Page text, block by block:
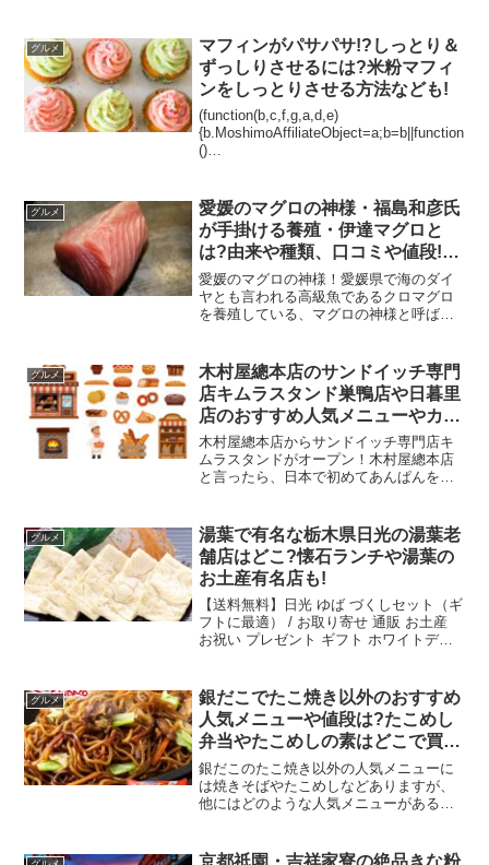
グルメ
マフィンがパサパサ!?しっとり＆
ずっしりさせるには?米粉マフィ
ンをしっとりさせる方法なども!
(function(b,c,f,g,a,d,e)
{b.MoshimoAffiliateObject=a;b=b||function
()
グルメ
愛媛のマグロの神様・福島和彦氏
が手掛ける養殖・伊達マグロと
は?由来や種類、口コミや値段!養
殖マグロはまずい?天然より美味
しい?養殖マグロにアニサキスは
いない?本マグロ・黒マグロの違
愛媛のマグロの神様！愛媛県で海のダイ
ヤとも言われる高級魚であるクロマグロ
を養殖している、マグロの神様と呼ばれ
何かあるのでしょうか？だてまぐろのマ
グロの種類、口コミや値段...
グルメ
木村屋總本店のサンドイッチ専門
店キムラスタンド巣鴨店や日暮里
店のおすすめ人気メニューやカロ
リーは？口コミや評判も調査！
木村屋總本店からサンドイッチ専門店キ
ムラスタンドがオープン！木村屋總本店
と言ったら、日本で初めてあんぱんを考
ジナルサンドイッチを販売しています。
老舗のパン屋を感じさせる...
グルメ
湯葉で有名な栃木県日光の湯葉老
舗店はどこ?懐石ランチや湯葉の
お土産有名店も!
【送料無料】日光 ゆば づくしセット（ギ
フトに最適） / お取り寄せ 通販 お土産
お祝い プレゼント ギフト ホワイトデー
な栃木県日光。同じく湯...
グルメ
銀だこでたこ焼き以外のおすすめ
人気メニューや値段は?たこめし
弁当やたこめしの素はどこで買え
る?
銀だこのたこ焼き以外の人気メニューに
は焼きそばやたこめしなどありますが、
他にはどのような人気メニューがあるの
無料でトッピング多めにすることが出来
京都祇園・吉祥家寮の絶品きな粉